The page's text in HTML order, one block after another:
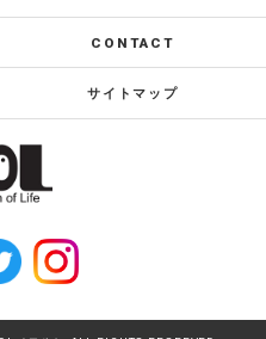
CONTACT
サイトマップ